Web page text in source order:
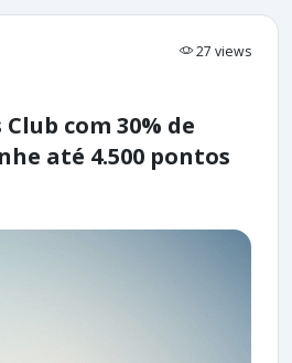
27 views
Club com 30% de
até 4.500 pontos